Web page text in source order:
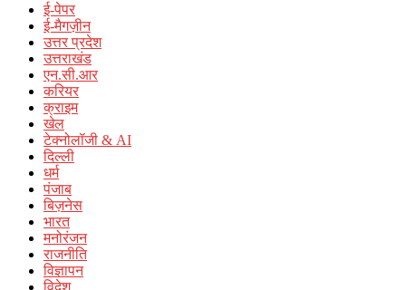
ई-पेपर
ई-मैगज़ीन
उत्तर प्रदेश
उत्तराखंड
एन.सी.आर
करियर
क्राइम
खेल
टेक्नोलॉजी & AI
दिल्ली
धर्म
पंजाब
बिज़नेस
भारत
मनोरंजन
राजनीति
विज्ञापन
विदेश